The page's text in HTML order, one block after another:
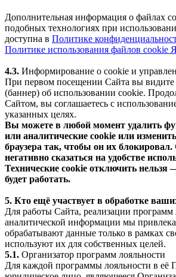
Дополнительная информация о файлах
подобных технологиях при
доступна в Политике
Политике использования файлов cookie
4.3. Информирование о cookie и
При первом посещении Сайта вы видите
(баннер) об использовании cookie.
Сайтом, вы соглашаетесь с
указанных целях.
Вы можете в любой момент удалить
или аналитические cookie или
браузера так, чтобы он их
негативно сказаться на удобстве
Технические cookie отключить нельзя
будет работать.
5. Кто ещё участвует в обработке
Для работы Сайта, реализации программ
аналитической информации мы
обрабатывают данные только в рамках
используют их для собственных целей.
5.1. Организатор программ лояльности
Для каждой программы лояльности в её